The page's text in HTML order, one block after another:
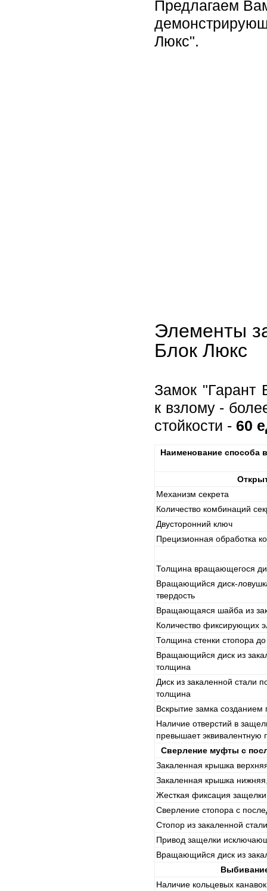
Предлагаем
Люкс".
Элементы
Блок Люкс
Замок "Гарант
к взлому -
стойкости - 60
Наименование способа
Механизм секрета
Количество комбинаций
Двусторонний ключ
Прецизионная обработка
Толщина вращающегося
Вращающийся диск-
твердость
Вращающаяся шайба из
Количество фиксирующих
Толщина стенки стопора
Вращающийся диск из
толщина
Диск из закаленной стали
толщина
Вскрытие замка созданием
Наличие отверстий в
превышает эквивалентную
Сверление муфты с
Закаленная крышка
Закаленная крышка
Жесткая фиксация
Сверление стопора с
Стопор из закаленной стали
Привод защелки
Вращающийся диск из
Наличие кольцевых